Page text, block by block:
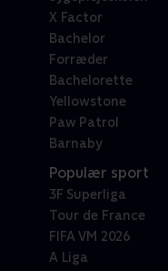
X Factor
Bachelor
Forræder
Bachelorette
Yellowstone
Paw Patrol
Barnaby
Populær sport
3F Superliga
Tour de France
FIFA VM 2026
A Liga